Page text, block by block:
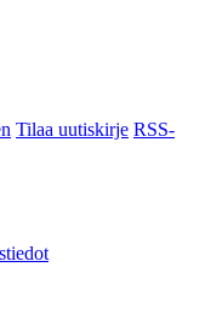
Tilaa uutiskirje RSS-